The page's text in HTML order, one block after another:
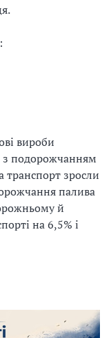
:
вироби
з подорожчанням
зросли
палива
й
на 6,5% і